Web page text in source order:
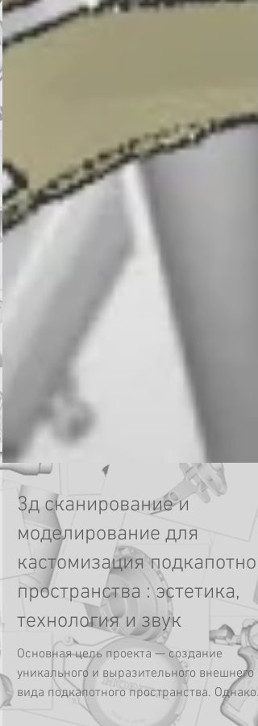
3д сканирование и
моделирование для
кастомизация
пространства : эстетика,
технология и звук
Основная цель проекта — создание
уникального и выразительного внешнего